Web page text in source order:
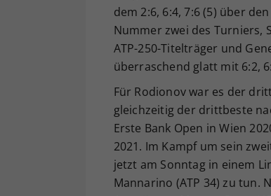
dem 2:6, 6:4, 7:6 (5) über
Nummer zwei des Turniers,
ATP-250-Titelträger und
überraschend glatt mit 6:2,
Für Rodionov war es der
gleichzeitig der drittbeste
Erste Bank Open in Wien
2021. Im Kampf um sein
jetzt am Sonntag in einem
Mannarino (ATP 34) zu tun.